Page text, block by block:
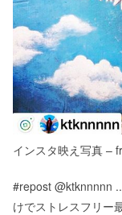
インスタ映え写真 –
#repost @ktknnnnn
けでストレスフリー